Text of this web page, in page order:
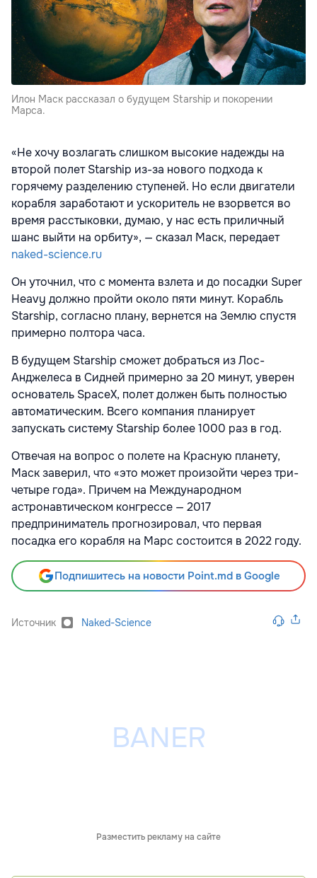
Илон Маск рассказал о будущем Starship и покорении
Марса.
«Не хочу возлагать слишком высокие надежды на
второй полет Starship из-за нового подхода к
горячему разделению ступеней. Но если двигатели
корабля заработают и ускоритель не взорвется во
время расстыковки, думаю, у нас есть приличный
шанс выйти на орбиту», — сказал Маск, передает
naked-science.ru
Он уточнил, что с момента взлета и до посадки Super
Heavy должно пройти около пяти минут. Корабль
Starship, согласно плану, вернется на Землю спустя
примерно полтора часа.
В будущем Starship сможет добраться из Лос-
Анджелеса в Сидней примерно за 20 минут, уверен
основатель SpaceX, полет должен быть полностью
автоматическим. Всего компания планирует
запускать систему Starship более 1000 раз в год.
Отвечая на вопрос о полете на Красную планету,
Маск заверил, что «это может произойти через три-
четыре года». Причем на Международном
астронавтическом конгрессе — 2017
предприниматель прогнозировал, что первая
посадка его корабля на Марс состоится в 2022 году.
Подпишитесь на новости Point.md в Google
Источник Naked-Science
Разместить рекламу на сайте